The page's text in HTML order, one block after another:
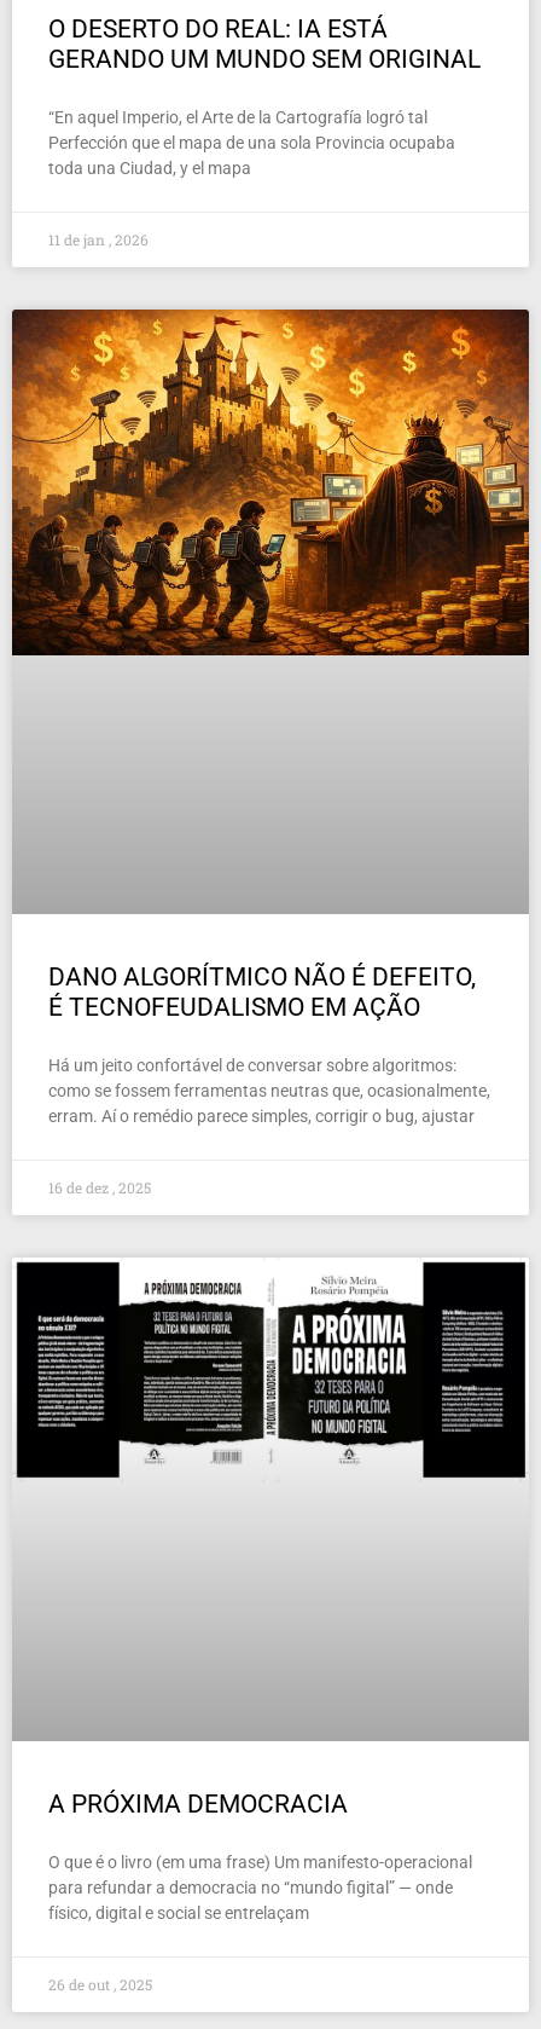
O DESERTO DO REAL: IA ESTÁ
GERANDO UM MUNDO SEM ORIGINAL
“En aquel Imperio, el Arte de la Cartografía logró tal
Perfección que el mapa de una sola Provincia ocupaba
toda una Ciudad, y el mapa
11 de jan , 2026
DANO ALGORÍTMICO NÃO É DEFEITO,
É TECNOFEUDALISMO EM AÇÃO
Há um jeito confortável de conversar sobre algoritmos:
como se fossem ferramentas neutras que, ocasionalmente,
erram. Aí o remédio parece simples, corrigir o bug, ajustar
16 de dez , 2025
A PRÓXIMA DEMOCRACIA
O que é o livro (em uma frase) Um manifesto-operacional
para refundar a democracia no “mundo figital” — onde
físico, digital e social se entrelaçam
26 de out , 2025